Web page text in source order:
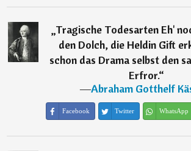
„Tragische Todesarten Eh'
den Dolch, die Heldin Gift
schon das Drama selbst den
Erfror.“
―Abraham Gotthelf
Facebook Twitter WhatsApp